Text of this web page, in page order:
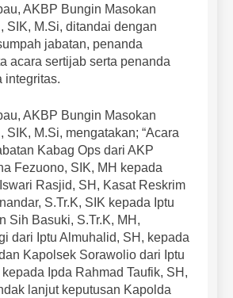
AKBP Bungin Masokan
SIK, M.Si, ditandai dengan
jabatan, penanda
acara sertijab serta penanda
integritas.
AKBP Bungin Masokan
SIK, M.Si, mengatakan; “Acara
Kabag Ops dari AKP
Fezuono, SIK, MH kepada
Rasjid, SH, Kasat Reskrim
S.Tr.K, SIK kepada Iptu
Sih Basuki, S.Tr.K, MH,
dari Iptu Almuhalid, SH, kepada
Kapolsek Sorawolio dari Iptu
Ipda Rahmad Taufik, SH,
lanjut keputusan Kapolda